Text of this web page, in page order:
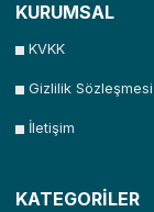
KURUMSAL
KVKK
Gizlilik Sözleşmesi
İletişim
KATEGORİLER